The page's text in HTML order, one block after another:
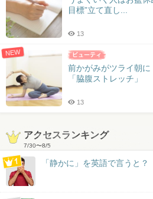
目標”立て直し...
13
NEW
前かがみがツライ朝
「脇腹ストレッチ」
13
アクセスランキング
7/30〜8/5
「静かに」を英語で言うと？